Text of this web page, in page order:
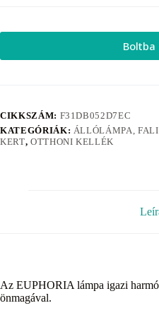
Boltba
CIKKSZÁM: F31DB052D7EC
KATEGÓRIÁK: ÁLLÓLÁMPA,
KERT, OTTHONI KELLÉK
Az EUPHORIA lámpa igazi
önmagával.